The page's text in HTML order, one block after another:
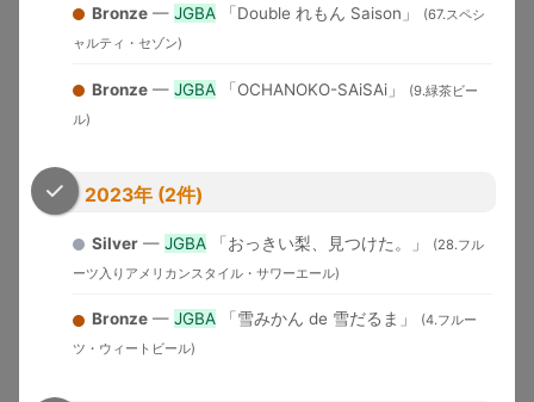
Bronze— JGBA「Double れもん Saison」
(67.スペシ
ャルティ・セゾン)
Bronze— JGBA「OCHANOKO-SAiSAi」
(9.緑茶ビー
ル)
2023年 (2件)
Silver— JGBA「おっきい梨、⾒つけた。」
(28.フル
ーツ入りアメリカンスタイル・サワーエール)
Bronze— JGBA「雪みかん de 雪だるま」
(4.フルー
ツ・ウィートビール)
WBC
2026
米国各地
界中のブルワリーが参加する国
Championship
USOB
2010-
2025
米国
National Champion選出
Beer Cup
Brussels Beer
2018-
セル（ベ
ルギー）
欧州中心の国際コンペ
Beer Awards
JGBA
2019-
2026
日本
BJCPガイドライン準拠
Beer Star